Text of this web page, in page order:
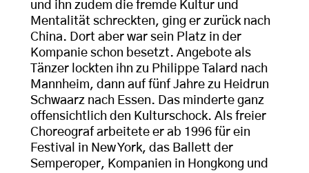
und ihn zudem die fremde Kultur und
Mentalität schreckten, ging er zurück nach
China. Dort aber war sein Platz in der
Kompanie schon besetzt. Angebote als
Tänzer lockten ihn zu Philippe Talard nach
Mannheim, dann auf fünf Jahre zu Heidrun
Schwaarz nach Essen. Das minderte ganz
offensichtlich den Kulturschock. Als freier
Choreograf arbeitete er ab 1996 für ein
Festival in New York, das Ballett der
Semperoper, Kompanien in Hongkong und